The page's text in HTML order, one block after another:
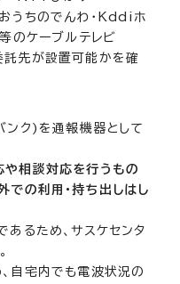
うちのでんわ・Kddiホ
のケーブルテレビ
先が設置可能かを確
ンク)を通報機器として
相談対応を行うもの
での利用・持ち出しはし
あるため、サスケセンタ
自宅内でも電波状況の